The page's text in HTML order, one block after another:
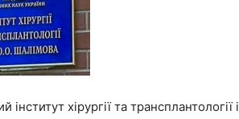
інститут хірургії та